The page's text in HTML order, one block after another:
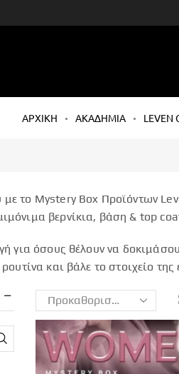
ΑΡΧΙΚΗ ΑΚΑΔΗΜΙΑ LEVEN
το Mystery Box Προϊόντων
βερνίκια, βάση & top
για όσους θέλουν να
και βάλε το στοιχείο